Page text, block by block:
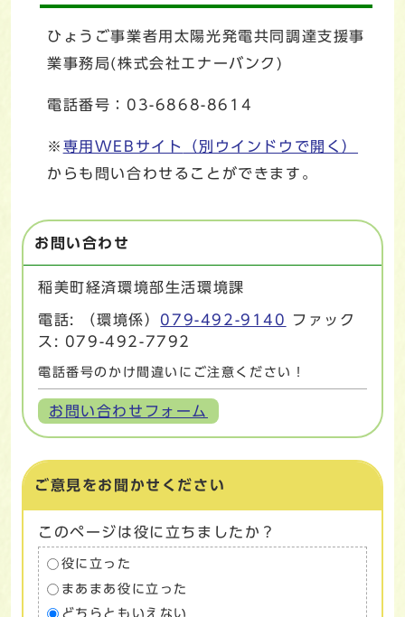
ひょうご事業者用太陽光発電共同調達支援事
業事務局(株式会社エナーバンク)
電話番号：03-6868-8614
※ 専用WEBサイト
（別ウインドウで開く）
からも問い合わせることができます。
お問い合わせ
稲美町経済環境部生活環境課
電話: （環境係） 079-492-9140
ファック
ス: 079-492-7792
電話番号のかけ間違いにご注意ください！
お問い合わせフォーム
ご意見をお聞かせください
このページは役に立ちましたか？
役に立った
まあまあ役に立った
どちらともいえない